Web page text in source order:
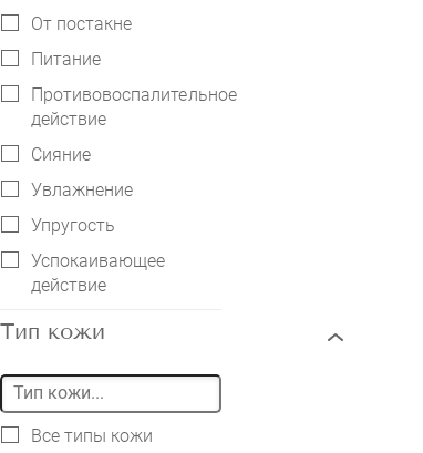
От постакне
Питание
Противовоспалительное
действие
Сияние
Увлажнение
Упругость
Успокаивающее
действие
Тип кожи
Все типы кожи